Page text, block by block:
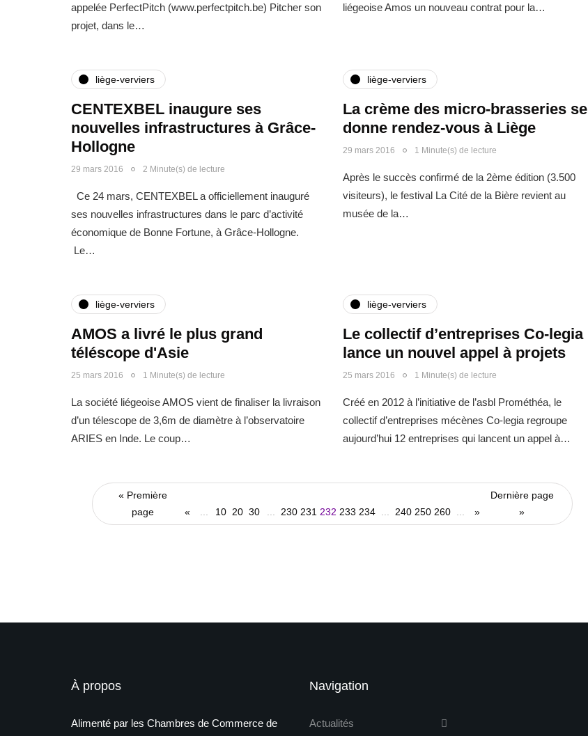
appelée PerfectPitch (www.perfectpitch.be) Pitcher son
projet, dans le…
liégeoise Amos un nouveau contrat pour la…
liège-verviers
CENTEXBEL inaugure ses
nouvelles infrastructures à Grâce-
Hollogne
29 mars 2016 2 Minute(s) de lecture
Ce 24 mars, CENTEXBEL a officiellement inauguré
ses nouvelles infrastructures dans le parc d’activité
économique de Bonne Fortune, à Grâce-Hollogne.
Le…
liège-verviers
La crème des micro-brasseries se
donne rendez-vous à Liège
29 mars 2016 1 Minute(s) de lecture
Après le succès confirmé de la 2ème édition (3.500
visiteurs), le festival La Cité de la Bière revient au
musée de la…
liège-verviers
AMOS a livré le plus grand
téléscope d'Asie
25 mars 2016 1 Minute(s) de lecture
La société liégeoise AMOS vient de finaliser la livraison
d’un télescope de 3,6m de diamètre à l’observatoire
ARIES en Inde. Le coup…
liège-verviers
Le collectif d’entreprises Co-legia
lance un nouvel appel à projets
25 mars 2016 1 Minute(s) de lecture
Créé en 2012 à l’initiative de l’asbl Prométhéa, le
collectif d’entreprises mécènes Co-legia regroupe
aujourd’hui 12 entreprises qui lancent un appel à…
« Première
page
« 10 20 30 230 231 232 233 234 240 250 260 »
Dernière page
»
À propos
Alimenté par les Chambres de Commerce de
Navigation
Actualités